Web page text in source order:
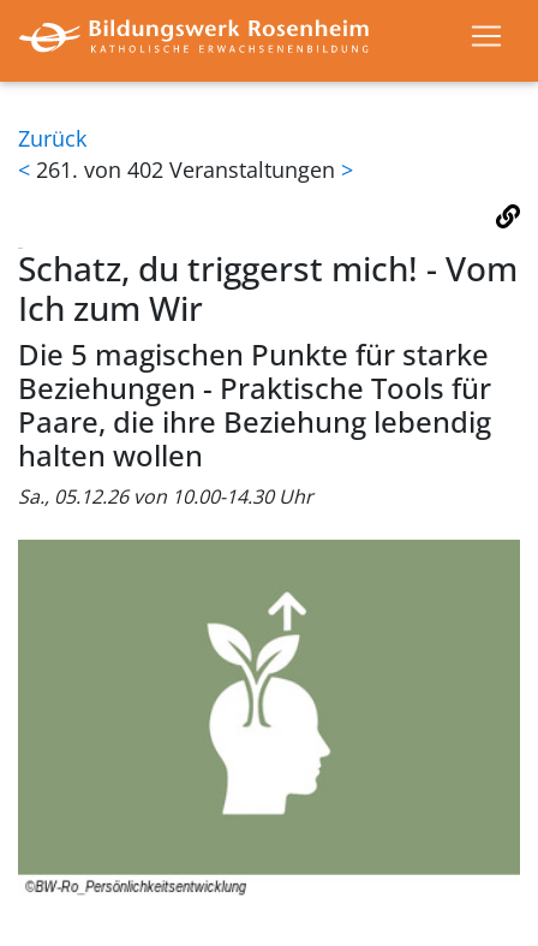
Zurück
< 261. von 402 Veranstaltungen >
Schatz, du triggerst mich! - Vom
Ich zum Wir
Die 5 magischen Punkte für starke
Beziehungen - Praktische Tools für
Paare, die ihre Beziehung lebendig
halten wollen
Sa., 05.12.26 von 10.00-14.30 Uhr